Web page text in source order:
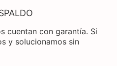
cuentan con garantía. Si
y solucionamos sin